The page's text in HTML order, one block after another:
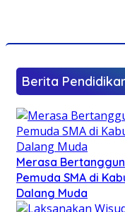
Berita
Merasa
Pemuda SMA di
Dalang Muda